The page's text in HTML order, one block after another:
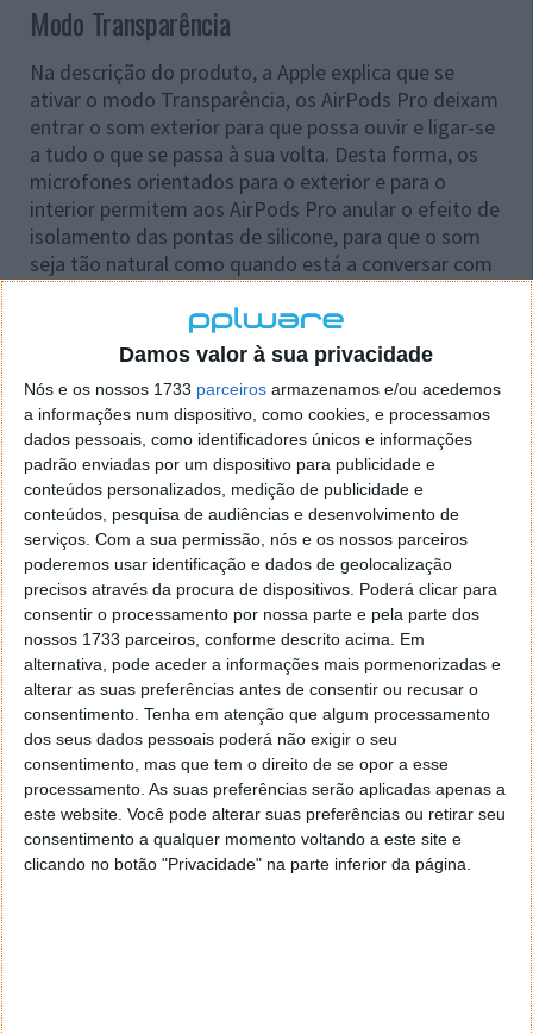
Damos valor à sua privacidade
Nós e os nossos 1733 parceiros armazenamos e/ou acedemos
a informações num dispositivo, como cookies, e processamos
dados pessoais, como identificadores únicos e informações
padrão enviadas por um dispositivo para publicidade e
conteúdos personalizados, medição de publicidade e
conteúdos, pesquisa de audiências e desenvolvimento de
serviços. Com a sua permissão, nós e os nossos parceiros
poderemos usar identificação e dados de geolocalização
precisos através da procura de dispositivos. Poderá clicar para
consentir o processamento por nossa parte e pela parte dos
nossos 1733 parceiros, conforme descrito acima. Em
alternativa, pode aceder a informações mais pormenorizadas e
alterar as suas preferências antes de consentir ou recusar o
consentimento. Tenha em atenção que algum processamento
dos seus dados pessoais poderá não exigir o seu
consentimento, mas que tem o direito de se opor a esse
processamento. As suas preferências serão aplicadas apenas a
este website. Você pode alterar suas preferências ou retirar seu
consentimento a qualquer momento voltando a este site e
clicando no botão "Privacidade" na parte inferior da página.
Modo Transparência
Na descrição do produto, a Apple explica que se
ativar o modo Transparência, os AirPods Pro deixam
entrar o som exterior para que possa ouvir e ligar‑se
a tudo o que se passa à sua volta. Desta forma, os
microfones orientados para o exterior e para o
interior permitem aos AirPods Pro anular o efeito de
isolamento das pontas de silicone, para que o som
seja tão natural como quando está a conversar com
as pessoas à sua volta.
Ajuste e conforto renovados
As pontas internamente afuniladas proporcionam um
ajuste personalizável em três tamanhos diferentes.
Adaptam-se ao formato do ouvido, mantendo os
AirPods Pro no sítio e criando um excelente
isolamento para um cancelamento de ruído superior.